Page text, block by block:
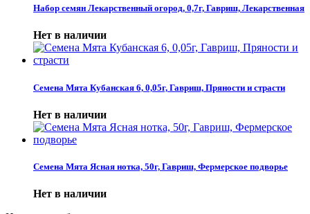
Набор семян Лекарственный огород, 0,7г, Гавриш, Лекарственная
Нет в наличии
Семена Мята Кубанская 6, 0,05г, Гавриш, Пряности и страсти
Нет в наличии
Семена Мята Ясная нотка, 50г, Гавриш, Фермерское подворье
Нет в наличии